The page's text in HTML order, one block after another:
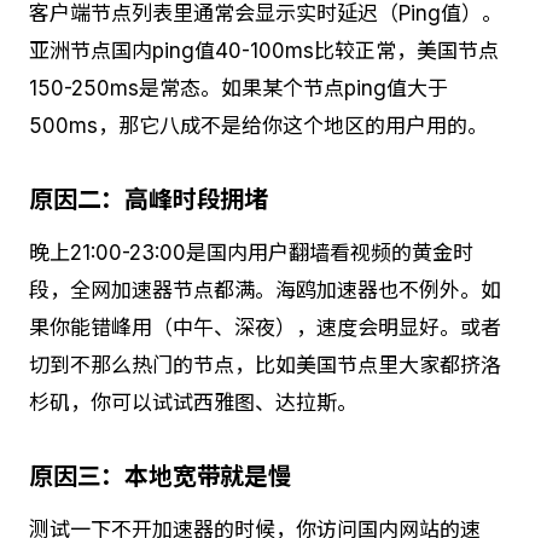
客户端节点列表里通常会显示实时延迟（Ping值）。
亚洲节点国内ping值40-100ms比较正常，美国节点
150-250ms是常态。如果某个节点ping值大于
500ms，那它八成不是给你这个地区的用户用的。
原因二：高峰时段拥堵
晚上21:00-23:00是国内用户翻墙看视频的黄金时
段，全网加速器节点都满。海鸥加速器也不例外。如
果你能错峰用（中午、深夜），速度会明显好。或者
切到不那么热门的节点，比如美国节点里大家都挤洛
杉矶，你可以试试西雅图、达拉斯。
原因三：本地宽带就是慢
测试一下不开加速器的时候，你访问国内网站的速